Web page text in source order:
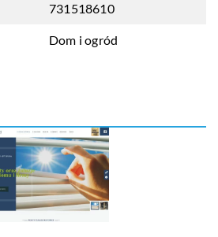
731518610
Dom i ogród